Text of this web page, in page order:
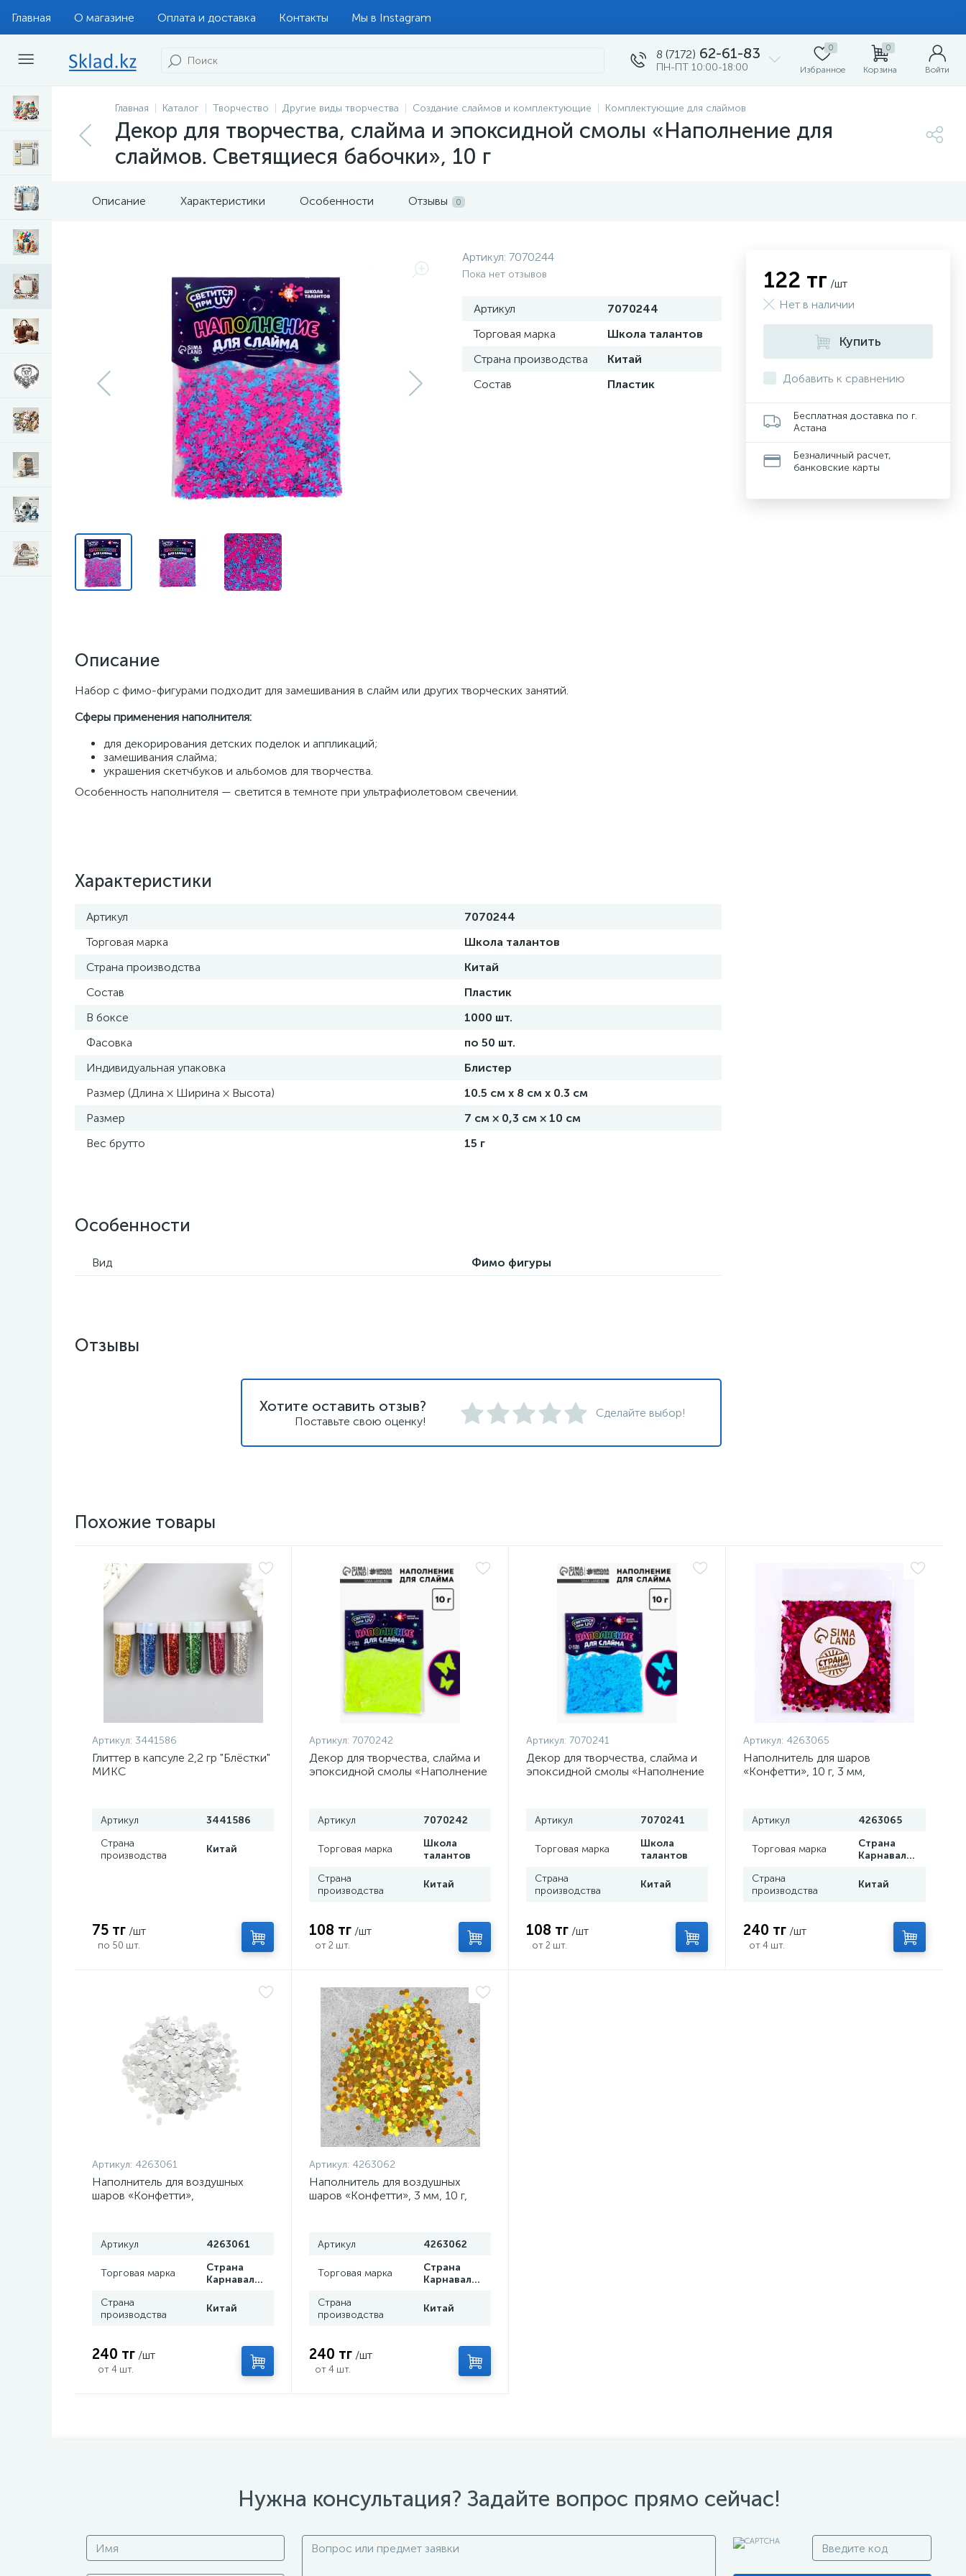
Главная О магазине Оплата и доставка Контакты Мы в Instagram
8 (7172) 62-61-83
ПН-ПТ 10:00-18:00
0
Избранное
0
Корзина Войти
Главная Каталог Творчество Другие виды творчества Создание слаймов и комплектующие Комплектующие для слаймов
Декор для творчества, слайма и эпоксидной смолы «Наполнение для
слаймов. Светящиеся бабочки», 10 г
Описание Характеристики Особенности Отзывы 0
Артикул: 7070244
Пока нет отзывов
Артикул
7070244
Торговая марка
Школа талантов
Страна производства
Китай
Состав
Пластик
Описание
Набор с фимо-фигурами подходит для замешивания в слайм или других творческих занятий.
Сферы применения наполнителя:
для декорирования детских поделок и аппликаций;
замешивания слайма;
украшения скетчбуков и альбомов для творчества.
Особенность наполнителя — светится в темноте при ультрафиолетовом свечении.
Характеристики
Артикул
7070244
Торговая марка
Школа талантов
Страна производства
Китай
Состав
Пластик
В боксе
1000 шт.
Фасовка
по 50 шт.
Индивидуальная упаковка
Блистер
Размер (Длина × Ширина × Высота)
10.5 см х 8 см х 0.3 см
Размер
7 см × 0,3 см × 10 см
Вес брутто
15 г
Особенности
Вид Фимо фигуры
122 тг /шт
Нет в наличии
Купить
Добавить к сравнению
Бесплатная доставка по г.
Астана
Безналичный расчет,
банковские карты
Отзывы
Хотите оставить отзыв?
Поставьте свою оценку!
Сделайте выбор!
Похожие товары
Артикул: 3441586
Глиттер в капсуле 2,2 гр "Блёстки"
МИКС
Артикул
3441586
Страна
производства
Китай
75 тг /шт
по 50 шт.
Артикул: 7070242
Декор для творчества, слайма и
эпоксидной смолы «Наполнение
Артикул 7070242
Торговая марка
Школа
талантов
Страна
производства
Китай
108 тг /шт
от 2 шт.
Артикул: 7070241
Декор для творчества, слайма и
эпоксидной смолы «Наполнение
Артикул 7070241
Торговая марка
Школа
талантов
Страна
производства
Китай
108 тг /шт
от 2 шт.
Артикул: 4263065
Наполнитель для шаров
«Конфетти», 10 г, 3 мм,
Артикул 4263065
Торговая марка
Страна
Карнавалия
Страна
производства
Китай
240 тг /шт
от 4 шт.
Артикул: 4263061
Наполнитель для воздушных
шаров «Конфетти»,
Артикул 4263061
Торговая марка
Страна
Карнавалия
Страна
производства
Китай
240 тг /шт
от 4 шт.
Артикул: 4263062
Наполнитель для воздушных
шаров «Конфетти», 3 мм, 10 г,
Артикул 4263062
Торговая марка
Страна
Карнавалия
Страна
производства
Китай
240 тг /шт
от 4 шт.
Нужна консультация? Задайте вопрос прямо сейчас!